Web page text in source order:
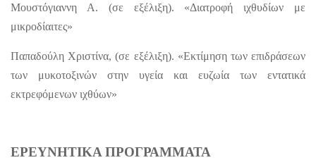
Μουστόγιαννη Α. (σε εξέλιξη). «Διατροφή ιχθυδίων με
μικροδίαιτες»
Παπαδούλη Χριστίνα, (σε εξέλιξη). «Εκτίμηση των επιδράσεων
των μυκοτοξινών στην υγεία και ευζωία των εντατικά
εκτρεφόμενων ιχθύων»
ΕΡΕΥΝΗΤΙΚΑ ΠΡΟΓΡΑΜΜΑΤΑ